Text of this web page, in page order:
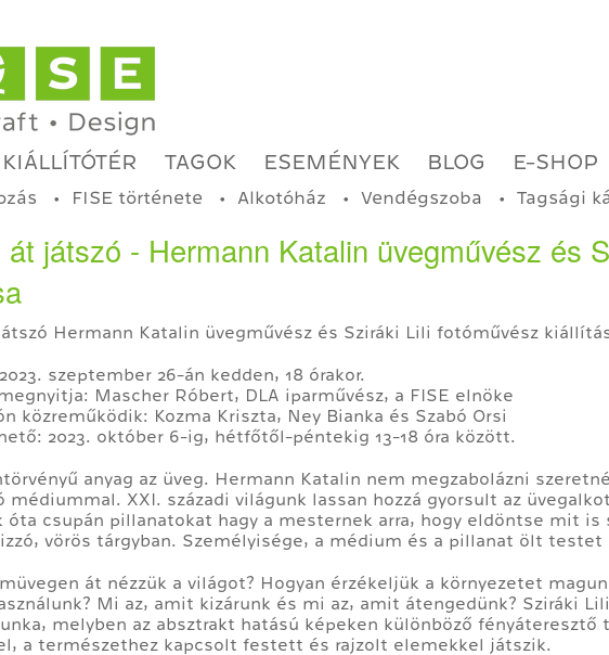
KIÁLLÍTÓTÉR TAGOK ESEMÉNYEK BLOG E-SHOP
FISE története Alkotóház Vendégszoba Tagsági
át játszó - Hermann Katalin üvegművész és
Hermann Katalin üvegművész és Sziráki Lili fotóművész
szeptember 26-án kedden, 18 órakor.
Mascher Róbert, DLA iparművész, a FISE elnöke
közreműködik: Kozma Kriszta, Ney Bianka és Szabó Orsi
2023. október 6-ig, hétfőtől-péntekig 13-18 óra között.
anyag az üveg. Hermann Katalin nem megzabolázni
médiummal. XXI. századi világunk lassan hozzá gyorsult az
óta csupán pillanatokat hagy a mesternek arra, hogy eldöntse mit
vörös tárgyban. Személyisége, a médium és a pillanat ölt testet
át nézzük a világot? Hogyan érzékeljük a környezetet
Mi az, amit kizárunk és mi az, amit átengedünk? Sziráki
melyben az absztrakt hatású képeken különböző
a természethez kapcsolt festett és rajzolt elemekkel játszik.